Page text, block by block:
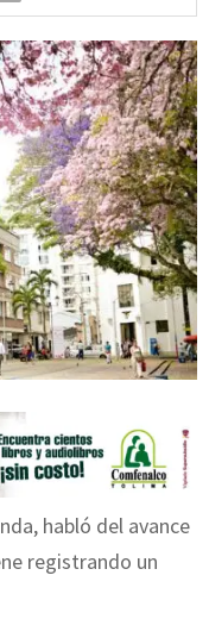
habló del avance
registrando un